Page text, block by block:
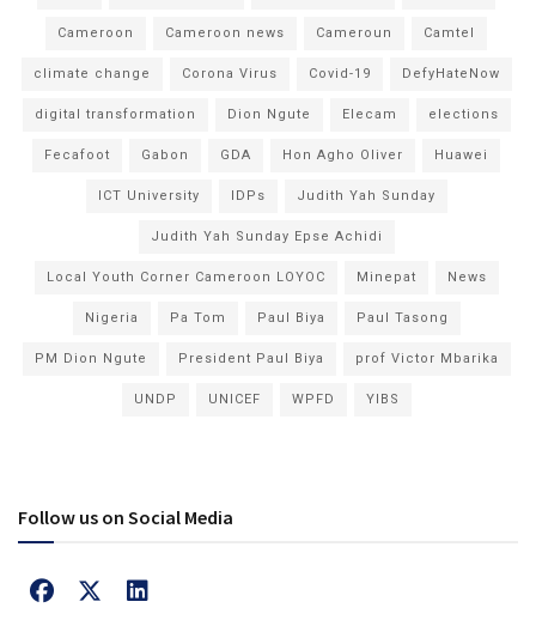
Cameroon Cameroon news Cameroun Camtel
climate change Corona Virus Covid-19 DefyHateNow
digital transformation Dion Ngute Elecam elections
Fecafoot Gabon GDA Hon Agho Oliver Huawei
ICT University IDPs Judith Yah Sunday
Judith Yah Sunday Epse Achidi
Local Youth Corner Cameroon LOYOC Minepat News
Nigeria Pa Tom Paul Biya Paul Tasong
PM Dion Ngute President Paul Biya prof Victor Mbarika
UNDP UNICEF WPFD YIBS
Follow us on Social Media